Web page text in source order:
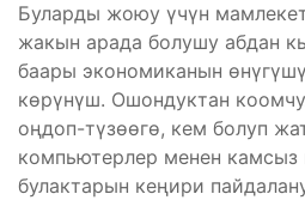
Буларды жоюу үчүн
жакын арада болушу абдан
баары экономиканын
көрүнүш. Ошондуктан
оңдоп-түзөөгө, кем болуп
компьютерлер менен камсыз
булактарын кеңири